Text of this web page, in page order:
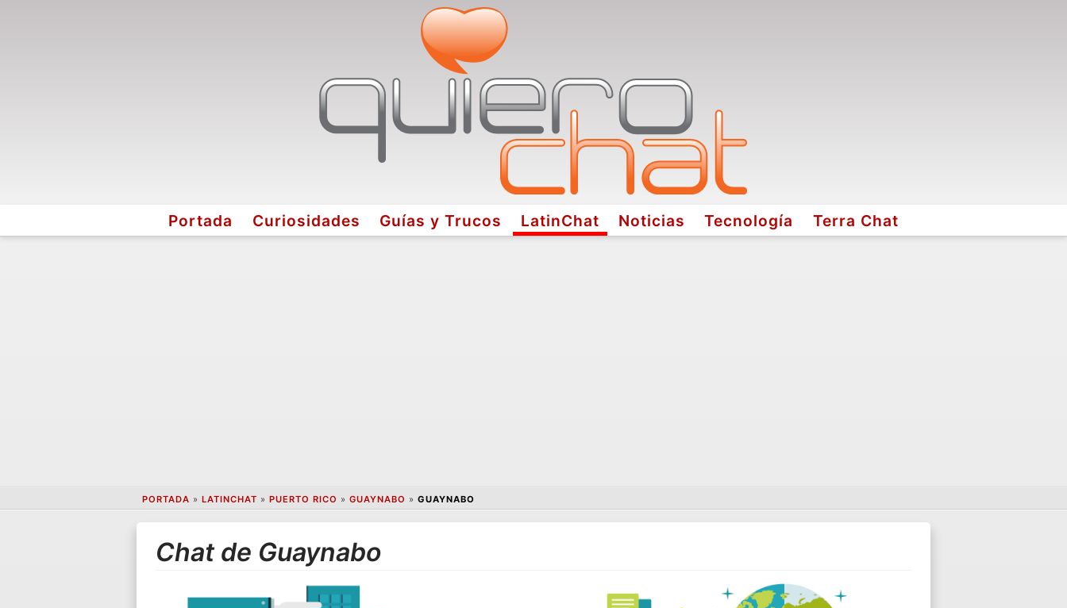
Portada Curiosidades Guías y Trucos LatinChat Noticias Tecnología Terra Chat
PORTADA » LATINCHAT » PUERTO RICO » GUAYNABO » GUAYNABO
Chat de Guaynabo